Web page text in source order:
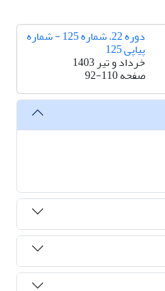
دوره 22، شماره 125 - شماره
پیاپی 125
خرداد و تیر 1403
صفحه92-110